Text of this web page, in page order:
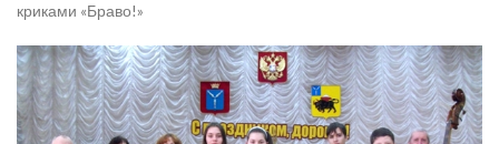
криками «Браво!»